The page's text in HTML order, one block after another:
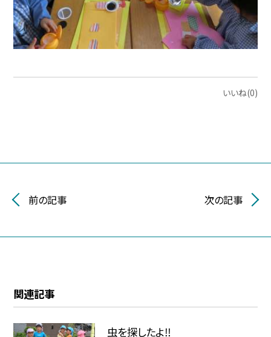
いいね(0)
前の記事 次の記事
関連記事
虫を探したよ‼